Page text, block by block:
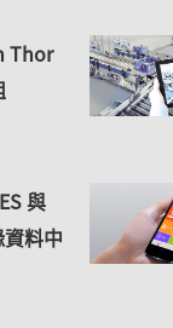
Thor
與
料中